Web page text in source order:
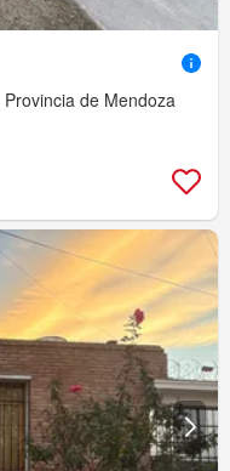
de Mendoza